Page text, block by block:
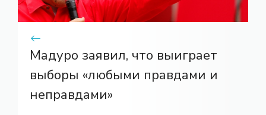
Мадуро заявил, что выиграет
выборы «любыми правдами и
неправдами»